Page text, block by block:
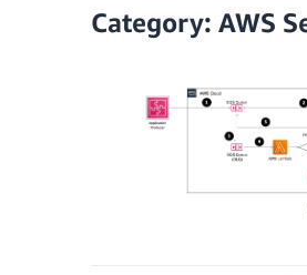
Category: AWS